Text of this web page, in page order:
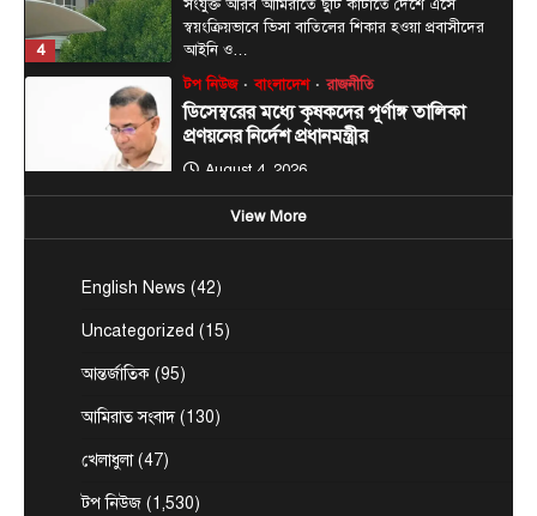
4
সংযুক্ত আরব আমিরাতে ছুটি কাটাতে দেশে এসে
স্বয়ংক্রিয়ভাবে ভিসা বাতিলের শিকার হওয়া প্রবাসীদের
আইনি ও…
টপ নিউজ বাংলাদেশ রাজনীতি
ডিসেম্বরের মধ্যে কৃষকদের পূর্ণাঙ্গ তালিকা
প্রণয়নের নির্দেশ প্রধানমন্ত্রীর
August 4, 2026
প্রধানমন্ত্রী তারেক রহমান আগামী ডিসেম্বরের মধ্যে দেশের
মোট কৃষকদের পূর্ণাঙ্গ তালিকা নির্ভুল ও স্বচ্ছভাবে
আন্তর্জাতিক
টিমের সাথে সাক্ষাৎ করলেন সংযুক্ত আরব
আবুধাবি, ৪ আগস্ট, ২০২৬ (WAM) — সংযুক্ত আরব
টপ নিউজ
View More
English News (42)
Uncategorized (15)
আন্তর্জাতিক (95)
আমিরাত সংবাদ(130)
খেলাধুলা(47)
টপ নিউজ (1,530)